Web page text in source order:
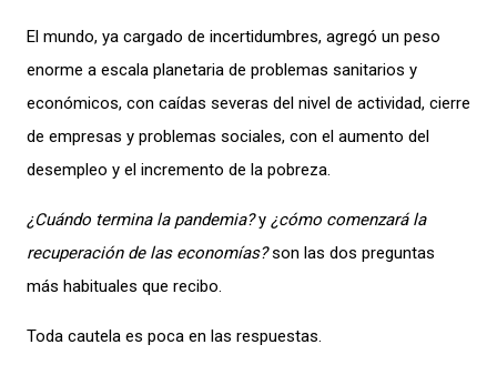
El mundo, ya cargado de incertidumbres, agregó un peso
enorme a escala planetaria de problemas sanitarios y
económicos, con caídas severas del nivel de actividad, cierre
de empresas y problemas sociales, con el aumento del
desempleo y el incremento de la pobreza.
¿Cuándo termina la pandemia?y ¿cómo comenzará la
recuperación de las economías?son las dos preguntas
más habituales que recibo.
Toda cautela es poca en las respuestas.